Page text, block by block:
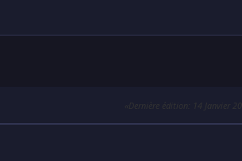
Dernière édition : 14 Janvier